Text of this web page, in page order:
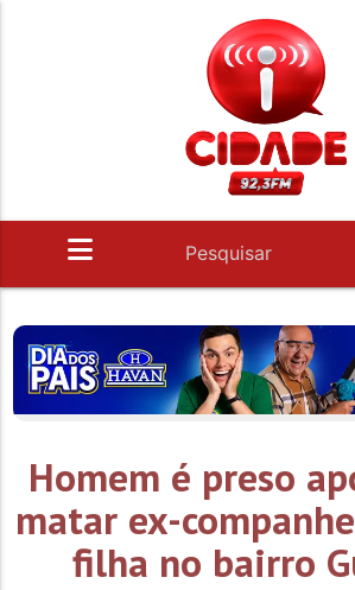
Homem é preso
matar ex-
filha no bairro